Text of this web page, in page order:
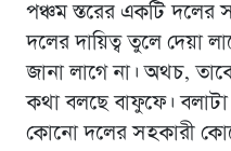
পঞ্চম স্তরের একটি দলের
দলের দায়িত্ব তুলে দেয়া
জানা লাগে না। অথচ,
কথা বলছে বাফুফে। বলাটা
কোনো দলের সহকারী